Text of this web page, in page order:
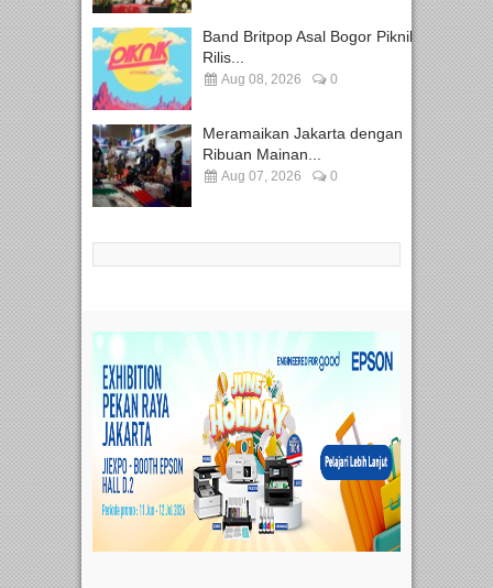
Band Britpop Asal Bogor Piknik
Rilis...
Aug 08, 2026 0
Meramaikan Jakarta dengan
Ribuan Mainan...
Aug 07, 2026 0